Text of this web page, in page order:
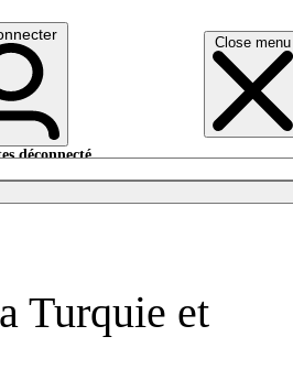
Close menu
déconnecté.
Turquie et